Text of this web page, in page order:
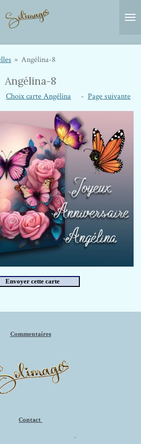
» Angélina-8
Angélina-8
Choix carte Angélina - Page suivante
Commentaires
Contact
-